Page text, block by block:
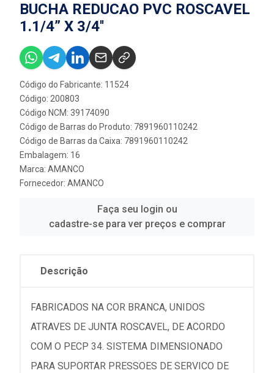
BUCHA REDUCAO PVC ROSCAVEL
1.1/4” X 3/4''
Código do Fabricante: 11524
Código: 200803
Código NCM: 39174090
Código de Barras do Produto: 7891960110242
Código de Barras da Caixa: 7891960110242
Embalagem: 16
Marca: AMANCO
Fornecedor: AMANCO
Faça seu login ou
cadastre-se para ver preços e comprar
Descrição
FABRICADOS NA COR BRANCA, UNIDOS
ATRAVES DE JUNTA ROSCAVEL, DE ACORDO
COM O PECP 34. SISTEMA DIMENSIONADO
PARA SUPORTAR PRESSOES DE SERVICO DE